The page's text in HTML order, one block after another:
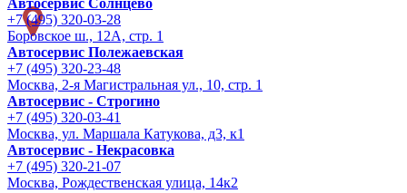
Автосервис Солнцево
+7 (495) 320-03-28
Боровское ш., 12А, стр. 1
Автосервис Полежаевская
+7 (495) 320-23-48
Москва, 2-я Магистральная ул., 10, стр. 1
Автосервис - Строгино
+7 (495) 320-03-41
Москва, ул. Маршала Катукова, д3, к1
Автосервис - Некрасовка
+7 (495) 320-21-07
Москва, Рождественская улица, 14к2